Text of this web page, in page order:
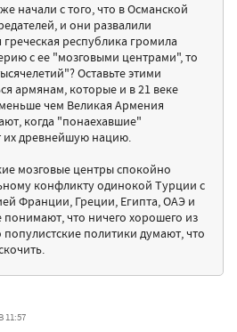
начали с того, что в Османской
и они развалили
республика громила
с ее "мозговыми центрами", то
Оставьте этими
армянам, которые и в 21 веке
чем Великая Армения
когда "понаехавшие"
их древнейшую нацию.
мозговые центры спокойно
конфликту одинокой Турции с
Франции, Греции, Египта, ОАЭ и
что ничего хорошего из
популистские политики думают, что
11:57